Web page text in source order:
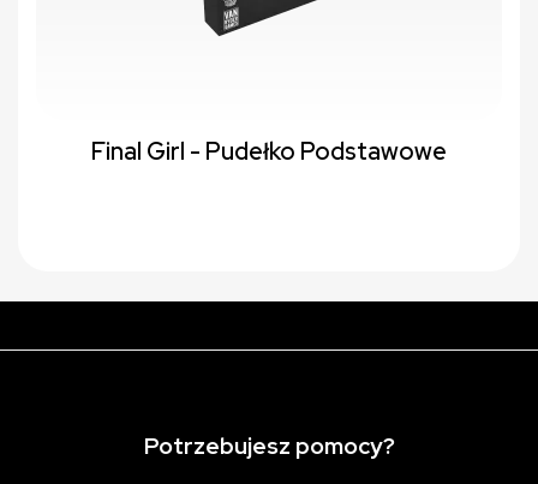
Final Girl - Pudełko Podstawowe
Potrzebujesz pomocy?